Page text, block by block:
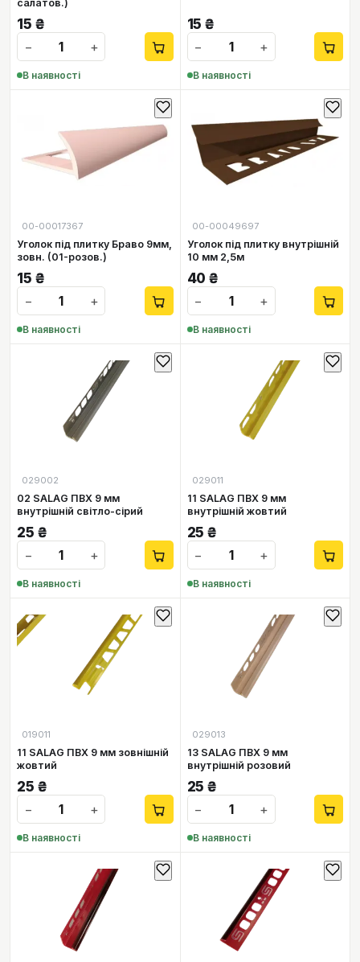
салатов.)
15 ₴
−
+
В наявності
15 ₴
−
+
В наявності
00-00017367
Уголок під плитку Браво 9мм,
зовн. (01-розов.)
15 ₴
−
+
В наявності
00-00049697
Уголок під плитку внутрішній
10 мм 2,5м
40 ₴
−
+
В наявності
029002
02 SALAG ПВХ 9 мм
внутрішній світло-сірий
25 ₴
−
+
В наявності
029011
11 SALAG ПВХ 9 мм
внутрішній жовтий
25 ₴
−
+
В наявності
019011
11 SALAG ПВХ 9 мм зовнішній
жовтий
25 ₴
−
+
В наявності
029013
13 SALAG ПВХ 9 мм
внутрішній розовий
25 ₴
−
+
В наявності